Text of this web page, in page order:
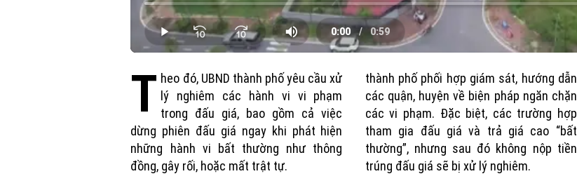
Loaded:
1.45%
Play Mute
Current
Time
0:00
/
Duration
0:59
T heo đó, UBND thành phố yêu cầu xử
lý nghiêm các hành vi vi phạm
trong đấu giá, bao gồm cả việc
dừng phiên đấu giá ngay khi phát hiện
những hành vi bất thường như thông
đồng, gây rối, hoặc mất trật tự.
thành phố phối hợp giám sát, hướng dẫn
các quận, huyện về biện pháp ngăn chặn
các vi phạm. Đặc biệt, các trường hợp
tham gia đấu giá và trả giá cao “bất
thường”, nhưng sau đó không nộp tiền
trúng đấu giá sẽ bị xử lý nghiêm.